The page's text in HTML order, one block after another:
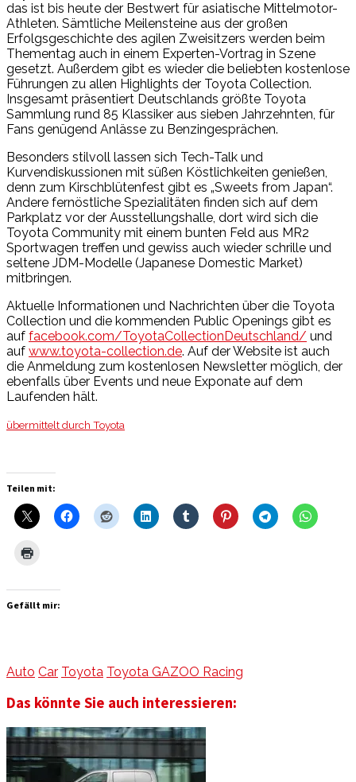
das ist bis heute der Bestwert für asiatische Mittelmotor-
Athleten. Sämtliche Meilensteine aus der großen
Erfolgsgeschichte des agilen Zweisitzers werden beim
Thementag auch in einem Experten-Vortrag in Szene
gesetzt. Außerdem gibt es wieder die beliebten kostenlose
Führungen zu allen Highlights der Toyota Collection.
Insgesamt präsentiert Deutschlands größte Toyota
Sammlung rund 85 Klassiker aus sieben Jahrzehnten, für
Fans genügend Anlässe zu Benzingesprächen.
Besonders stilvoll lassen sich Tech-Talk und
Kurvendiskussionen mit süßen Köstlichkeiten genießen,
denn zum Kirschblütenfest gibt es „Sweets from Japan“.
Andere fernöstliche Spezialitäten finden sich auf dem
Parkplatz vor der Ausstellungshalle, dort wird sich die
Toyota Community mit einem bunten Feld aus MR2
Sportwagen treffen und gewiss auch wieder schrille und
seltene JDM-Modelle (Japanese Domestic Market)
mitbringen.
Aktuelle Informationen und Nachrichten über die Toyota
Collection und die kommenden Public Openings gibt es
auf facebook.com/ToyotaCollectionDeutschland/ und
auf www.toyota-collection.de. Auf der Website ist auch
die Anmeldung zum kostenlosen Newsletter möglich, der
ebenfalls über Events und neue Exponate auf dem
Laufenden hält.
übermittelt durch Toyota
Teilen mit:
Gefällt mir:
Auto Car Toyota Toyota GAZOO Racing
Das könnte Sie auch interessieren: